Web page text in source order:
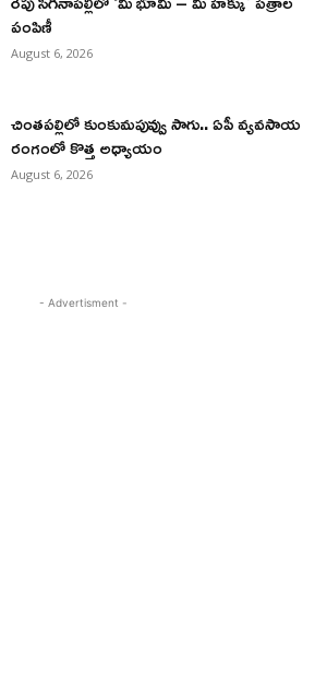
పంపిణీ
August 6, 2026
చింతపల్లిలో కుంకుమపువ్వు సాగు.. ఏపీ వ్యవసాయ
రంగంలో కొత్త అధ్యాయం
August 6, 2026
- Advertisment -